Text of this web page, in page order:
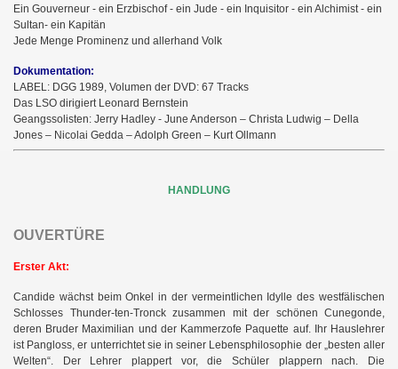
Ein Gouverneur - ein Erzbischof - ein Jude - ein Inquisitor - ein Alchimist - ein
Sultan- ein Kapitän
Jede Menge Prominenz und allerhand Volk
Dokumentation:
LABEL: DGG 1989, Volumen der DVD: 67 Tracks
Das LSO dirigiert Leonard Bernstein
Geangssolisten: Jerry Hadley - June Anderson – Christa Ludwig – Della
Jones – Nicolai Gedda – Adolph Green – Kurt Ollmann
HANDLUNG
OUVERTÜRE
Erster Akt:
Candide wächst beim Onkel in der vermeintlichen Idylle des westfälischen
Schlosses Thunder-ten-Tronck zusammen mit der schönen Cunegonde,
deren Bruder Maximilian und der Kammerzofe Paquette auf. Ihr Hauslehrer
ist Pangloss, er unterrichtet sie in seiner Lebensphilosophie der „besten aller
Welten“. Der Lehrer plappert vor, die Schüler plappern nach. Die